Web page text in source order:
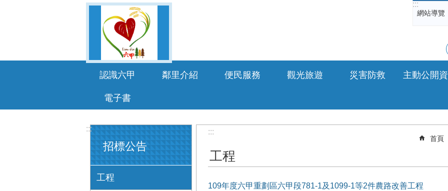
:::
網站導覽
認識六甲 鄰里介紹 便民服務 觀光旅遊 災害防救 主動公開
電子書
:::
招標公告
工程
:::
首頁
工程
109年度六甲重劃區六甲段781-1及1099-1等2件農路改善工程